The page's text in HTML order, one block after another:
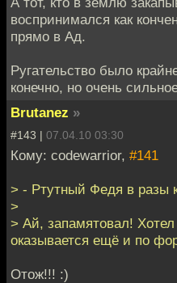
воспринимался как
прямо в Ад.
Ругательство было
конечно, но очень
Brutanez »
#143 | 07.04.10 03:30
Кому: codewarrior, #141
> - Ртутный Федя в разы
>
> Ай, запамятовал!
оказывается ещё и по
Отож!!! :)